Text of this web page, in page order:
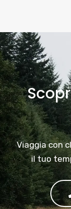
Viaggia con
il tuo